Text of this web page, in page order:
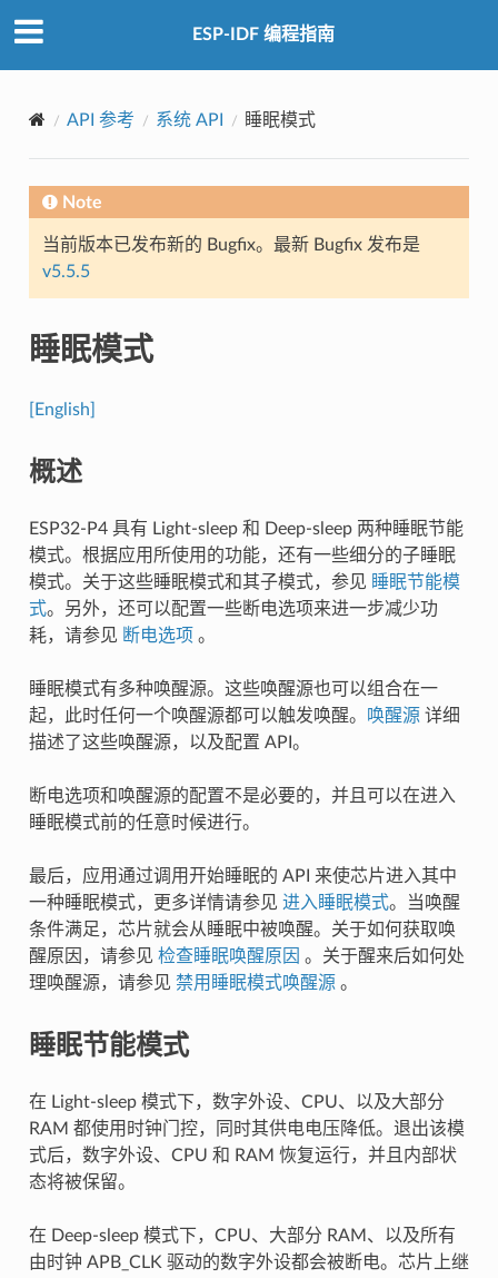
ESP-IDF 编程指南
API 参考 系统 API 睡眠模式
Note
当前版本已发布新的 Bugfix。最新 Bugfix 发布是
v5.5.5
睡眠模式
[English]
概述
ESP32-P4 具有 Light-sleep 和 Deep-sleep 两种睡眠节能
模式。根据应用所使用的功能，还有一些细分的子睡眠
模式。关于这些睡眠模式和其子模式，参见 睡眠节能模
式。另外，还可以配置一些断电选项来进一步减少功
耗，请参见 断电选项 。
睡眠模式有多种唤醒源。这些唤醒源也可以组合在一
起，此时任何一个唤醒源都可以触发唤醒。
唤醒源 详细
描述了这些唤醒源，以及配置 API。
断电选项和唤醒源的配置不是必要的，并且可以在进入
睡眠模式前的任意时候进行。
最后，应用通过调用开始睡眠的 API 来使芯片进入其中
一种睡眠模式，更多详情请参见 进入睡眠模式。当唤醒
条件满足，芯片就会从睡眠中被唤醒。关于如何获取唤
醒原因，请参见 检查睡眠唤醒原因 。关于醒来后如何处
理唤醒源，请参见 禁用睡眠模式唤醒源 。
睡眠节能模式
在 Light-sleep 模式下，数字外设、CPU、以及大部分
RAM 都使用时钟门控，同时其供电电压降低。退出该模
式后，数字外设、CPU 和 RAM 恢复运行，并且内部状
态将被保留。
在 Deep-sleep 模式下，CPU、大部分 RAM、以及所有
由时钟 APB_CLK 驱动的数字外设都会被断电。芯片上继